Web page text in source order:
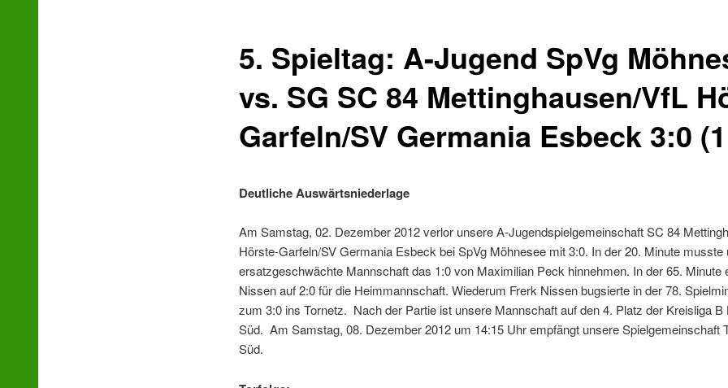
5. Spieltag: A-Jugend SpVg
vs. SG SC 84 Mettinghausen/VfL
Garfeln/SV Germania Esbeck 3:0
Deutliche Auswärtsniederlage
Am Samstag, 02. Dezember 2012 verlor unsere A-Jugendspielgemeinschaft SC 84
Hörste-Garfeln/SV Germania Esbeck bei SpVg Möhnesee mit 3:0. In der 20. Minute musste
ersatzgeschwächte Mannschaft das 1:0 von Maximilian Peck hinnehmen. In der 65. Minute
Nissen auf 2:0 für die Heimmannschaft. Wiederum Frerk Nissen bugsierte in der 78.
zum 3:0 ins Tornetz. Nach der Partie ist unsere Mannschaft auf den 4. Platz der Kreisliga B
Süd. Am Samstag, 08. Dezember 2012 um 14:15 Uhr empfängt unsere Spielgemeinschaft
Süd.